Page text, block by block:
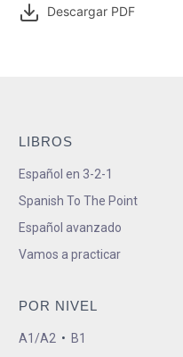
Descargar PDF
LIBROS
Español en 3-2-1
Spanish To The Point
Español avanzado
Vamos a practicar
POR NIVEL
A1/A2 • B1